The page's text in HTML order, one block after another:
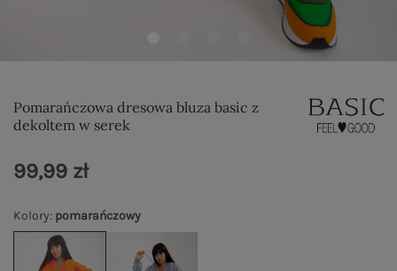
Pomarańczowa dresowa bluza basic z
dekoltem w serek
Kolory: pomarańczowy
99,99 zł